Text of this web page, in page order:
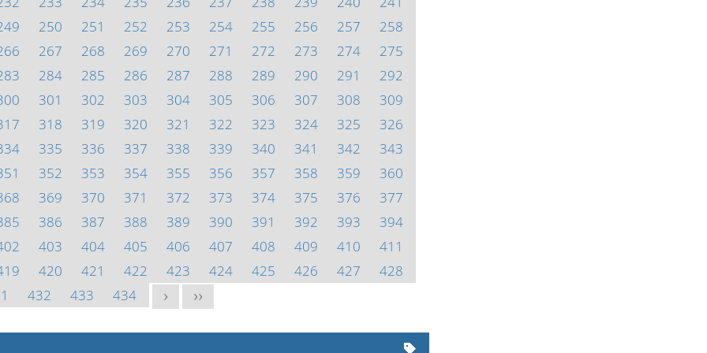
250 251 252 253 254 255 256 257
258
267 268 269 270 271 272 273 274
275
284 285 286 287 288 289 290 291
292
301 302 303 304 305 306 307 308
309
318 319 320 321 322 323 324 325
326
335 336 337 338 339 340 341 342
343
352 353 354 355 356 357 358 359
360
369 370 371 372 373 374 375 376
377
386 387 388 389 390 391 392 393
394
403 404 405 406 407 408 409 410
411
420 421 422 423 424 425 426 427
428
432 433 434 > >>